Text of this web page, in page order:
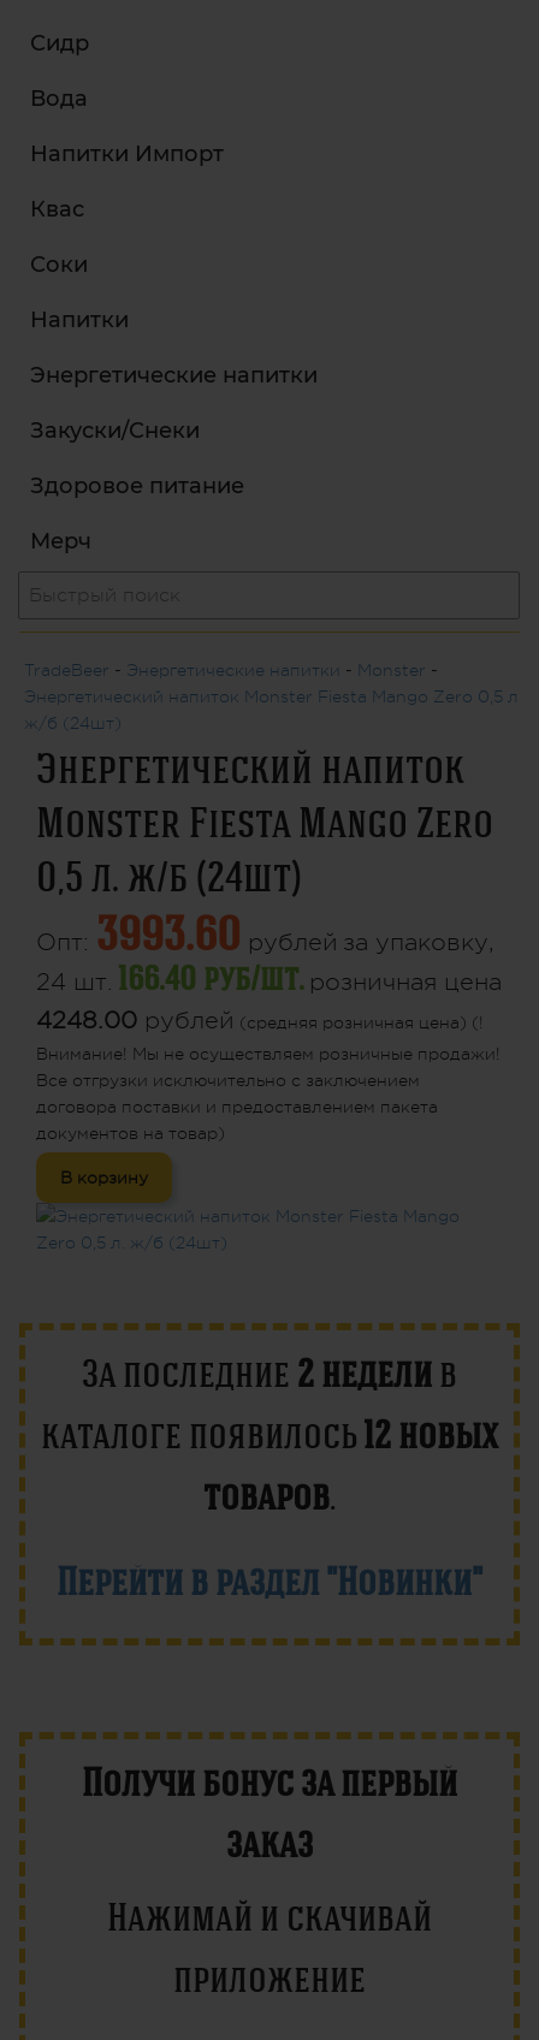
Сидр
Вода
Напитки Импорт
Квас
Соки
Напитки
Энергетические напитки
Закуски/Снеки
Здоровое питание
Мерч
TradeBeer - Энергетические напитки - Monster -
Энергетический напиток Monster Fiesta Mango Zero 0,5 л.
ж/б (24шт)
Энергетический напиток
Monster Fiesta Mango Zero
0,5 л. ж/б (24шт)
Опт: 3993.60 рублей за упаковку,
24 шт. 166.40 руб/шт. розничная цена
4248.00 рублей (средняя розничная цена) (!
Внимание! Мы не осуществляем розничные продажи!
Все отгрузки исключительно с заключением
договора поставки и предоставлением пакета
документов на товар)
В корзину
За последние 2 недели в
каталоге появилось 12 новых
товаров.
Перейти в раздел "Новинки"
Получи бонус за первый
заказ
Нажимай и скачивай
приложение